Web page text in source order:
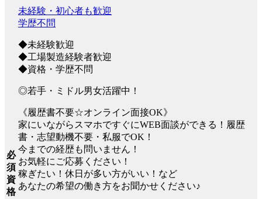
必
須
資
格
未経験・初心者も歓迎
学歴不問
◆未経験歓迎
◆工場製造経験者歓迎
◆資格・学歴不問
◎若手・ミドル男女活躍中！
《履歴書不要☆オンライン面接OK》
家にいながらスマホですぐにWEB面談ができる！履歴
書・志望動機不要・私服でOK！
今までの経歴も問いません！
お気軽にご応募ください！
稼ぎたい！休日が多い方がいい！など
あなたの希望の働き方をお聞かせください♪